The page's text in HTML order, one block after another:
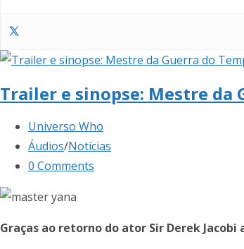
Trailer e sinopse: Mestre da
Universo Who
Áudios/Notícias
0 Comments
Graças ao retorno do ator Sir Derek